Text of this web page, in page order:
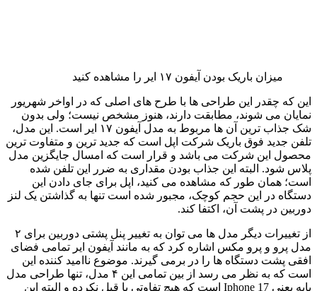
میزان باریک بودن آیفون ۱۷ ایر را مشاهده کنید
این که چقدر این طراحی ها با طرح های اصلی که در اواخر شهریور
نمایان می شوند، مطابقت دارند، هنوز مشخص نیست؛ ولی بدون
شک جذاب ترین آن ها مربوط به مدل آیفون ۱۷ ایر است. این مدل،
تلفن جدید فوق باریک شرکت اپل است که جدید ترین و متفاوت ترین
محصول این شرکت می باشد و قرار است که امسال جایگزین مدل
پلاس شود. البته این جذاب بودن مقداری به ضرر این تلفن شده
است؛ همان طور که مشاهده می کنید، اپل برای جای دادن این
دستگاه در این حجم کوچک، مجبور شده است تنها به گذاشتن یک لنز
دوربین در پشت آن، اکتفا کند.
از تغییرات دیگر مدل ها می توان به تغییر پنل پشتی دوربین برای ۲
مدل پرو و پرو مکس اشاره کرد که به مانند آیفون ایر تمامی فضای
افقی پشت دستگاه ها را در برمی گیرند. موضوع ناامید کننده این
است که به نظر می رسد از بین تمامی این ۴ مدل، تنها طراحی مدل
پایه یعنی Iphone 17 است که هیچ تفاوتی با قبل نکرده و البته این